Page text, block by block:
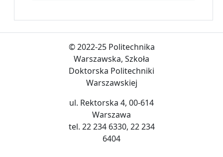
© 2022-25 Politechnika
Warszawska, Szkoła
Doktorska Politechniki
Warszawskiej
ul. Rektorska 4, 00-614
Warszawa
tel. 22 234 6330, 22 234
6404